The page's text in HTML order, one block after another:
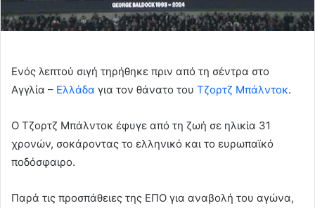
Ενός λεπτού σιγή τηρήθηκε πριν από τη σέντρα στο
Αγγλία – Ελλάδα για τον θάνατο του Τζορτζ Μπάλντοκ.
Ο Τζορτζ Μπάλντοκ έφυγε από τη ζωή σε ηλικία 31
χρονών, σοκάροντας το ελληνικό και το ευρωπαϊκό
ποδόσφαιρο.
Παρά τις προσπάθειες της ΕΠΟ για αναβολή του αγώνα,